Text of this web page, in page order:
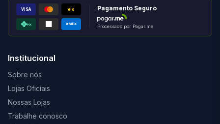
VISA elo
PIX AMEX
Pagamento Seguro
Processado por Pagar.me
Institucional
Sobre nós
Lojas Oficiais
Nossas Lojas
Trabalhe conosco